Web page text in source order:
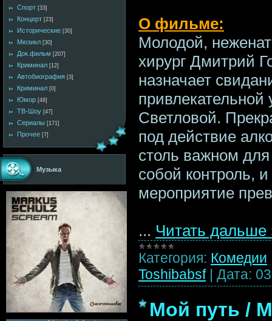
Спорт [33]
Концерт [23]
Исторические [30]
Мюзикл [30]
Док.фильм [207]
Криминал [12]
Автобиография [3]
Криминал [0]
Юмор [48]
ТВ-Шоу [47]
Сериалы [171]
Прочее [7]
Музыка
О фильме:
Молодой,
хирург Дмитрий
назначает
Светловой.
под действие
столь важном
собой контроль,
мероприятие
... Читать дальше
Категория: Комедии
Toshibabsf | Дата:
Мой путь /